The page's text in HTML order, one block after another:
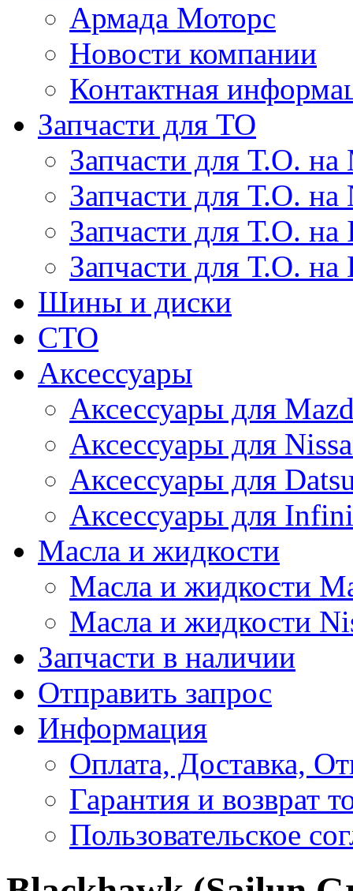
Армада Моторс
Новости компании
Контактная
Запчасти для ТО
Запчасти для Т.О. на
Запчасти для Т.О. на
Запчасти для Т.О.
Запчасти для Т.О. на
Шины и диски
СТО
Аксессуары
Аксессуары для
Аксессуары для
Аксессуары для
Аксессуары для
Масла и жидкости
Масла и жидкости
Масла и жидкости
Запчасти в наличии
Отправить запрос
Информация
Оплата, Доставка,
Гарантия и возврат
Пользовательское